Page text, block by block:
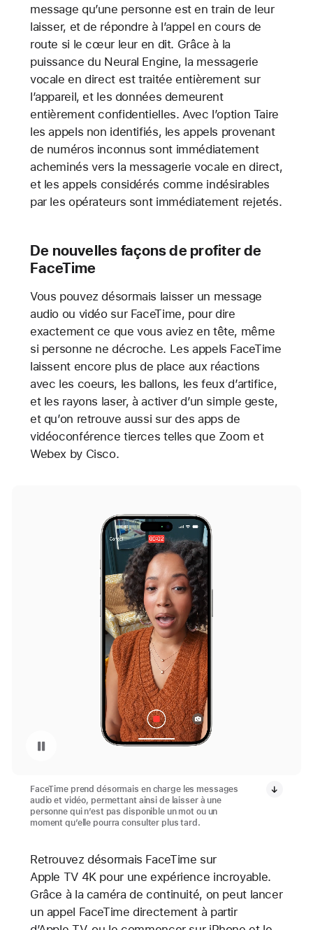
message qu’une personne est en train de leur
laisser, et de répondre à l’appel en cours de
route si le cœur leur en dit. Grâce à la
puissance du Neural Engine, la messagerie
vocale en direct est traitée entièrement sur
l’appareil, et les données demeurent
entièrement confidentielles. Avec l’option Taire
les appels non identifiés, les appels provenant
de numéros inconnus sont immédiatement
acheminés vers la messagerie vocale en direct,
et les appels considérés comme indésirables
par les opérateurs sont immédiatement rejetés.
De nouvelles façons de profiter de
FaceTime
Vous pouvez désormais laisser un message
audio ou vidéo sur FaceTime, pour dire
exactement ce que vous aviez en tête, même
si personne ne décroche. Les appels FaceTime
laissent encore plus de place aux réactions
avec les coeurs, les ballons, les feux d’artifice,
et les rayons laser, à activer d’un simple geste,
et qu’on retrouve aussi sur des apps de
vidéoconférence tierces telles que Zoom et
Webex by Cisco.
Mettre en pause la vidéo : Message vidéo FaceTime affiché sur iPhone 15
FaceTime prend désormais en charge les messages
audio et vidéo, permettant ainsi de laisser à une
personne qui n’est pas disponible un mot ou un
moment qu’elle pourra consulter plus tard.
Retrouvez désormais FaceTime sur
Apple TV 4K pour une expérience incroyable.
Grâce à la caméra de continuité, on peut lancer
un appel FaceTime directement à partir